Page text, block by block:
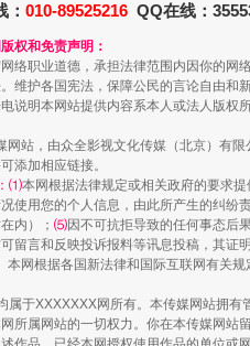
魏明亮严重违纪违法
010-89525216 QQ在线：
权和免责声明：
络职业道德，承担法律范围内因你的
维护各国宪法，保障公民的言论自由
说明本网站提供内容系本人或法人版
站，由众全影视文化传媒（北京）有
添加相应链接。
⑴本网根据法律规定或相关政府的要求提
使用您的个人信息，由此所产生的纠纷责
内）； ⑸因不可抗拒导致的任何事态后果
留言和反映投诉报料等讯息投稿，其
网根据各国新法律和国际互联网有关规
属于XXXXXXX网所有。本传媒网站拥
所属网站的一切权力。你在本传媒网